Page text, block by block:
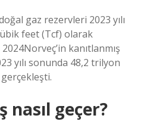
gaz rezervleri 2023 yılı
feet (Tcf) olarak
kanıtlanmış
yılı sonunda 48,2 trilyon
nasıl geçer?